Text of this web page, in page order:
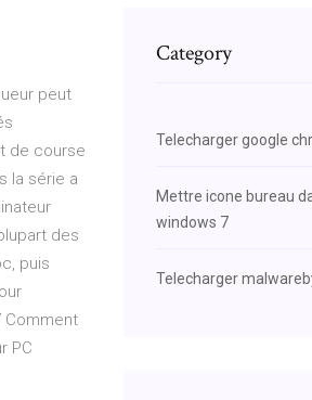
peut
de course
la série a
des
puis
Comment
PC
Category
Telecharger google
Mettre icone bureau
windows 7
Telecharger